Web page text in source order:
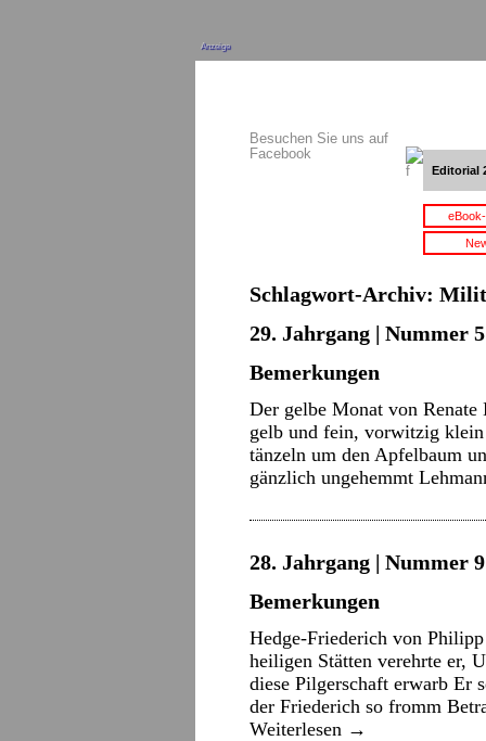
Anzeige
Besuchen Sie uns auf
Facebook
Editorial
Schlagwort-Archiv:
29. Jahrgang | Nummer
Bemerkungen
Der gelbe Monat von
gelb und fein, vorwitzig
tänzeln um den Apfelbaum
gänzlich ungehemmt
28. Jahrgang | Nummer
Bemerkungen
Hedge-Friederich von
heiligen Stätten verehrte er,
diese Pilgerschaft erwarb
der Friederich so fromm
Weiterlesen →